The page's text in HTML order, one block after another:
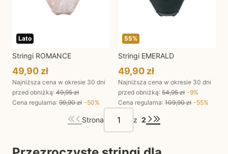
Lato
Stringi ROMANCE
49,90 zł
Najniższa cena w okresie 30 dni
przed obniżką: 49,95 zł
Cena regularna: 99,90 zł -50%
55%
Stringi EMERALD
49,90 zł
Najniższa cena w okresie 30 dni
przed obniżką: 54,95 zł -9%
Cena regularna: 109,90 zł -55%
Strona z 2